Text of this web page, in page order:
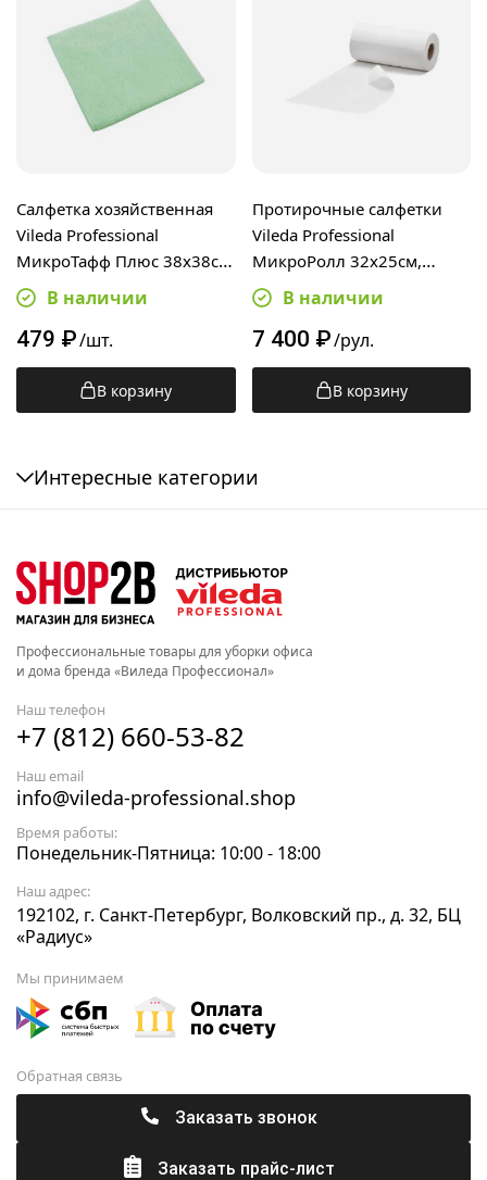
Салфетка хозяйственная
Vileda Professional
МикроТафф Плюс 38х38см,
зеленая, 174203
В наличии
479 ₽/шт.
В корзину
Протирочные салфетки
Vileda Professional
МикроРолл 32х25см,
200шт, 32х25см, белые,
149042
В наличии
7 400 ₽/рул.
В корзину
Интересные категории
Профессиональные товары для уборки офиса
и дома бренда «Виледа Профессионал»
Наш телефон
+7 (812) 660-53-82
Наш email
info@vileda-professional.shop
Время работы:
Понедельник-Пятница: 10:00 - 18:00
Наш адрес:
192102, г. Санкт-Петербург, Волковский пр., д. 32, БЦ
«Радиус»
Мы принимаем
Обратная связь
Заказать звонок
Заказать прайс-лист